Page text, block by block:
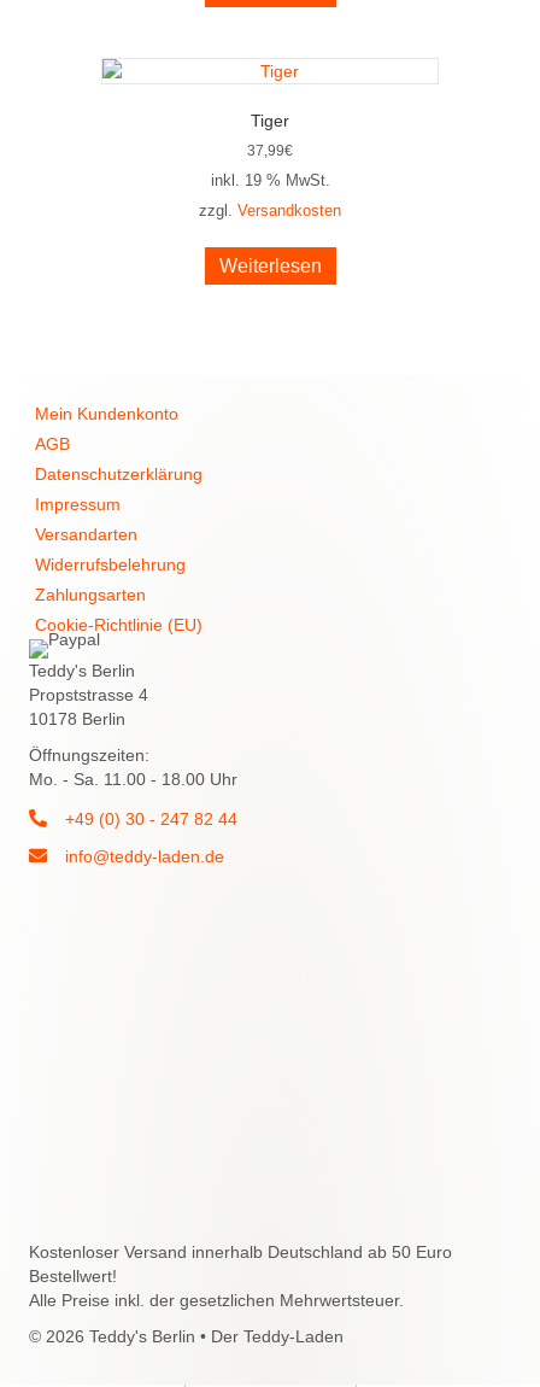
Tiger
37,99€
inkl. 19 % MwSt.
zzgl. Versandkosten
Weiterlesen
Mein Kundenkonto
AGB
Datenschutzerklärung
Impressum
Versandarten
Widerrufsbelehrung
Zahlungsarten
Cookie-Richtlinie (EU)
Teddy's Berlin
Propststrasse 4
10178 Berlin
Öffnungszeiten:
Mo. - Sa. 11.00 - 18.00 Uhr
+49 (0) 30 - 247 82 44
info@teddy-laden.de
© 2026 Teddy's Berlin • Der Teddy-Laden
Kostenloser Versand innerhalb Deutschland ab 50 Euro
Bestellwert!
Alle Preise inkl. der gesetzlichen Mehrwertsteuer.